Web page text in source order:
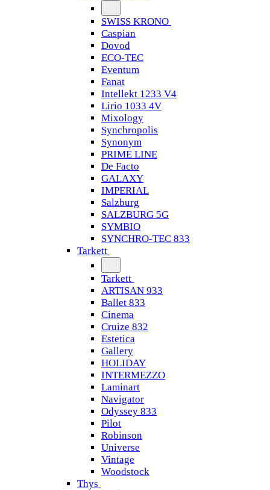
SWISS KRONO
Caspian
Dovod
ECO-TEC
Eventum
Fanat
Intellekt 1233 V4
Lirio 1033 4V
Mixology
Synchropolis
Synonym
PRIME LINE
De Facto
GALAXY
IMPERIAL
Salzburg
SALZBURG 5G
SYMBIO
SYNCHRO-TEC 833
Tarkett
Tarkett
ARTISAN 933
Ballet 833
Cinema
Cruize 832
Estetica
Gallery
HOLIDAY
INTERMEZZO
Laminart
Navigator
Odyssey 833
Pilot
Robinson
Universe
Vintage
Woodstock
Thys